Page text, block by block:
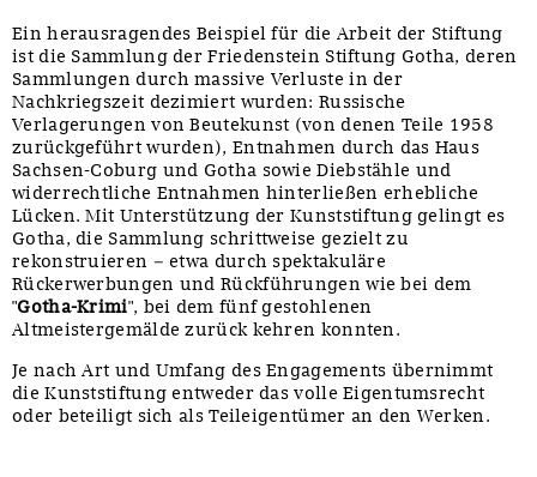
Ein herausragendes Beispiel für die Arbeit der Stiftung
ist die Sammlung der Friedenstein Stiftung Gotha, deren
Sammlungen durch massive Verluste in der
Nachkriegszeit dezimiert wurden: Russische
Verlagerungen von Beutekunst (von denen Teile 1958
zurückgeführt wurden), Entnahmen durch das Haus
Sachsen-Coburg und Gotha sowie Diebstähle und
widerrechtliche Entnahmen hinterließen erhebliche
Lücken. Mit Unterstützung der Kunststiftung gelingt es
Gotha, die Sammlung schrittweise gezielt zu
rekonstruieren – etwa durch spektakuläre
Rückerwerbungen und Rückführungen wie bei dem
"Gotha-Krimi", bei dem fünf gestohlenen
Altmeistergemälde zurück kehren konnten.
Je nach Art und Umfang des Engagements übernimmt
die Kunststiftung entweder das volle Eigentumsrecht
oder beteiligt sich als Teileigentümer an den Werken.